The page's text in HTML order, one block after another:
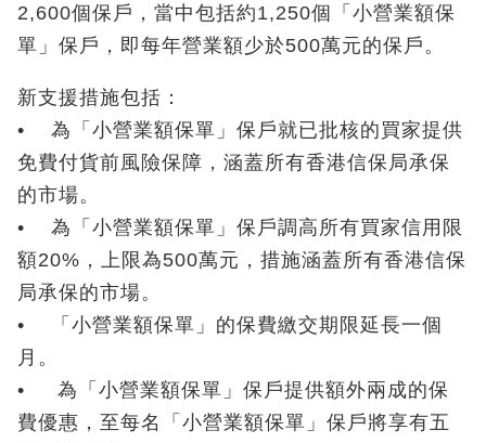
2,600個保戶，當中包括約1,250個「小營業額保
單」保戶，即每年營業額少於500萬元的保戶。
新支援措施包括：
• 為「小營業額保單」保戶就已批核的買家提供
免費付貨前風險保障，涵蓋所有香港信保局承保
的市場。
• 為「小營業額保單」保戶調高所有買家信用限
額20%，上限為500萬元，措施涵蓋所有香港信保
局承保的市場。
• 「小營業額保單」的保費繳交期限延長一個
月。
• 為「小營業額保單」保戶提供額外兩成的保
費優惠，至每名「小營業額保單」保戶將享有五